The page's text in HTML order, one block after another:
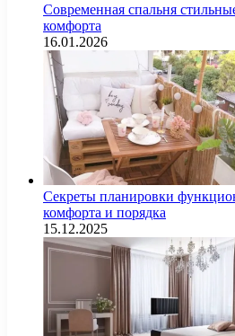
Современная спальня
комфорта
16.01.2026
Секреты планировки
комфорта и порядка
15.12.2025